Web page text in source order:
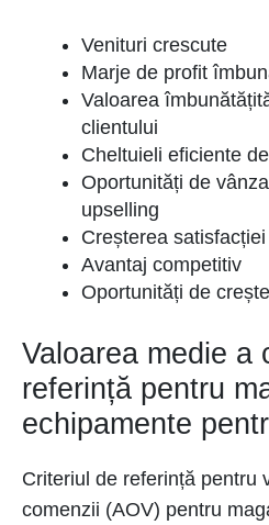
Venituri crescute
Marje de profit
Valoarea
clientului
Cheltuieli eficiente
Oportunități de
upselling
Creșterea
Avantaj competitiv
Oportunități de
Valoarea medie a
referință pentru
echipamente
Criteriul de referință pentru
comenzii (AOV) pentru